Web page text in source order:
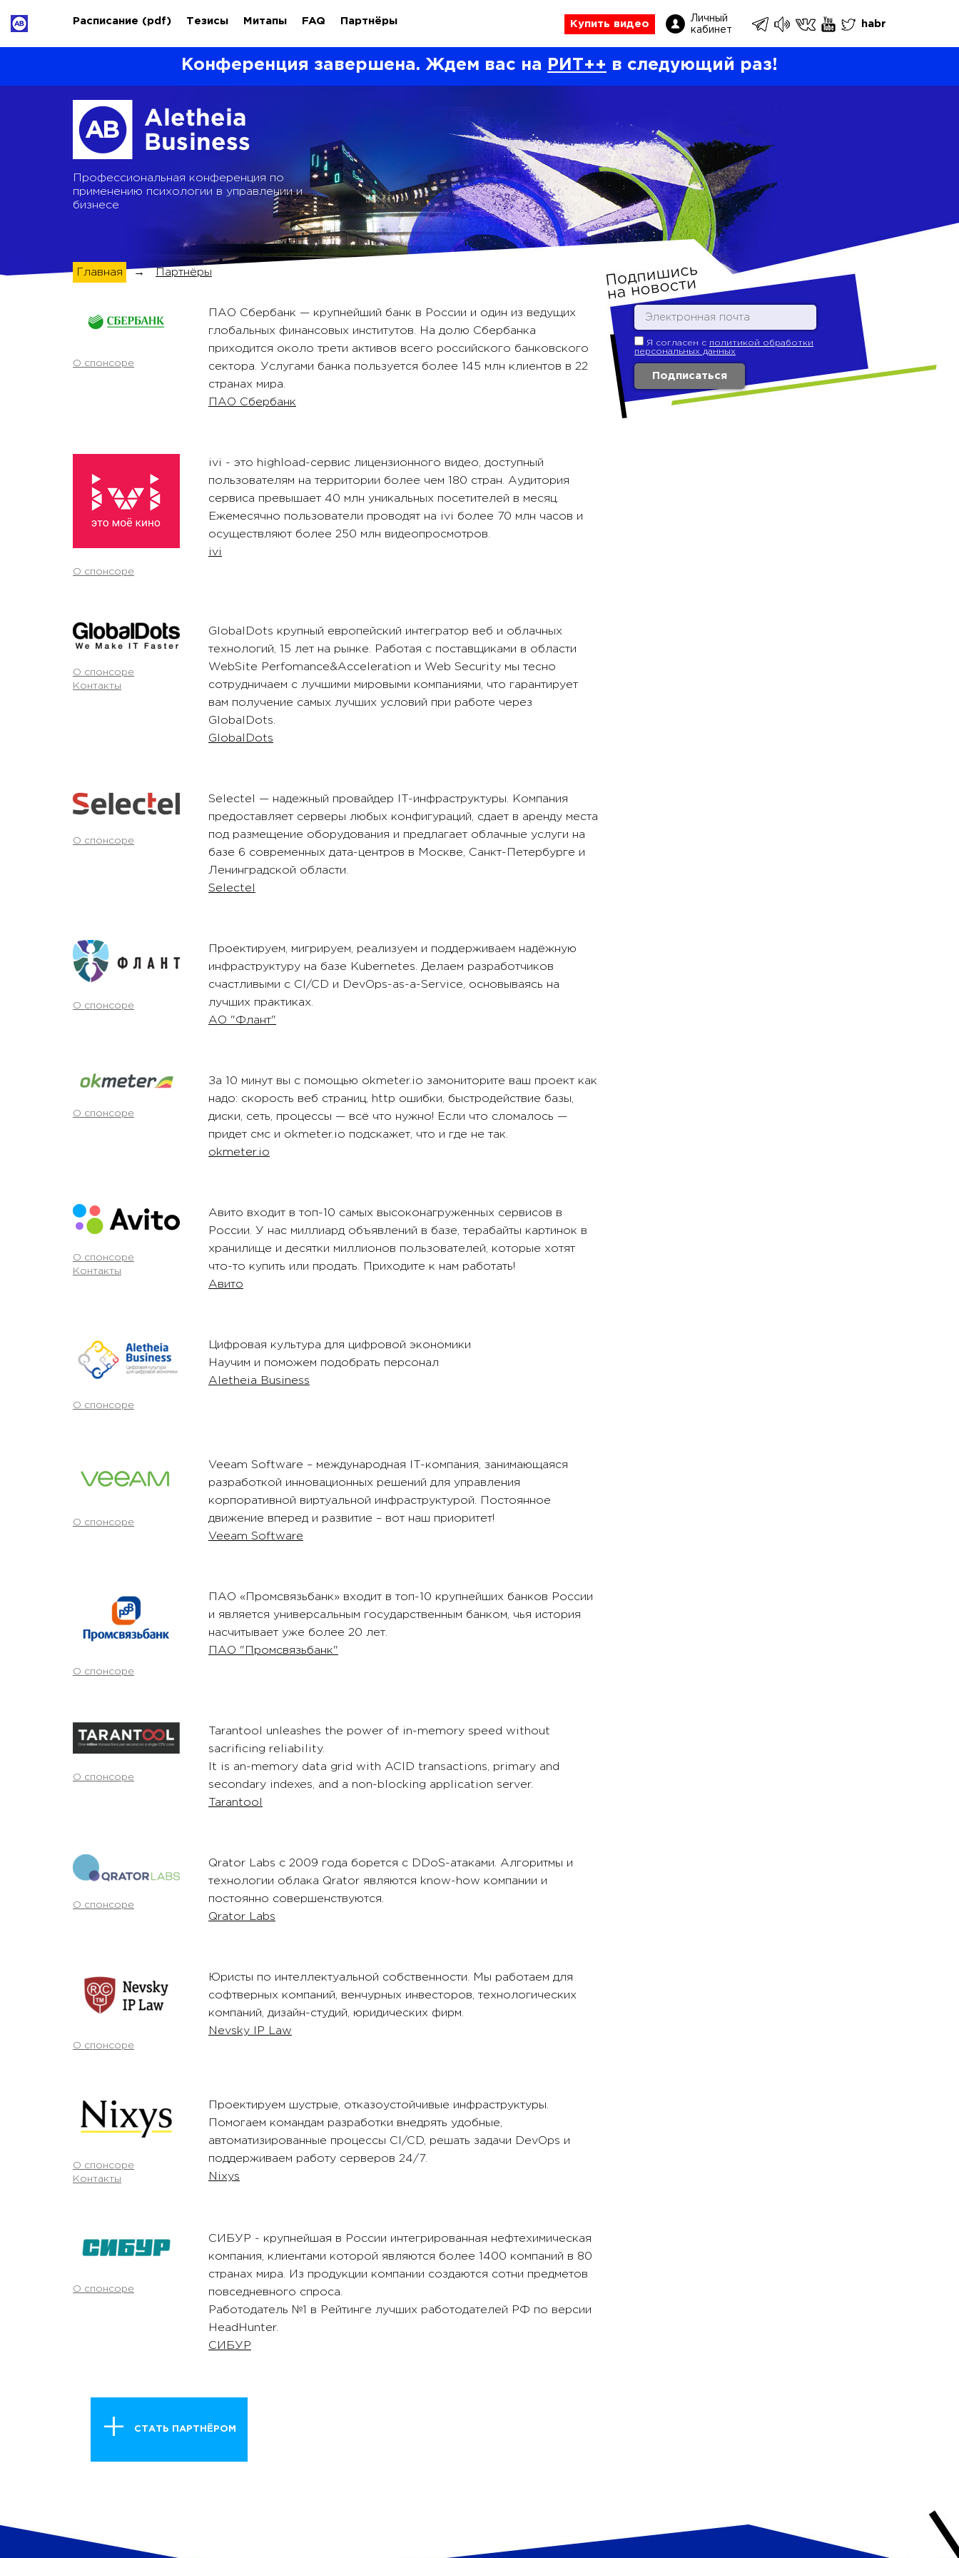
Купить видео
Личный
кабинет
habr
Расписание (pdf) Тезисы Митапы FAQ Партнёры
Конференция завершена. Ждем вас на РИТ++ в следующий раз!
Профессиональная конференция по
применению психологии в управлении и
бизнесе
Главная → Партнёры
О спонсоре
ПАО Сбербанк — крупнейший банк в России и один из ведущих
глобальных финансовых институтов. На долю Сбербанка
приходится около трети активов всего российского банковского
сектора. Услугами банка пользуется более 145 млн клиентов в 22
странах мира.
ПАО Сбербанк
О спонсоре
ivi - это highload-сервис лицензионного видео, доступный
пользователям на территории более чем 180 стран. Аудитория
сервиса превышает 40 млн уникальных посетителей в месяц.
Ежемесячно пользователи проводят на ivi более 70 млн часов и
осуществляют более 250 млн видеопросмотров.
ivi
О спонсоре
Контакты
GlobalDots крупный европейский интегратор веб и облачных
технологий, 15 лет на рынке. Работая c поставщиками в области
WebSite Perfomance&Acceleration и Web Security мы тесно
сотрудничаем с лучшими мировыми компаниями, что гарантирует
вам получение самых лучших условий при работе через
GlobalDots.
GlobalDots
О спонсоре
Selectel — надежный провайдер IT-инфраструктуры. Компания
предоставляет серверы любых конфигураций, сдает в аренду места
под размещение оборудования и предлагает облачные услуги на
базе 6 современных дата-центров в Москве, Санкт-Петербурге и
Ленинградской области.
Selectel
О спонсоре
Проектируем, мигрируем, реализуем и поддерживаем надёжную
инфраструктуру на базе Kubernetes. Делаем разработчиков
счастливыми с CI/CD и DevOps-as-a-Service, основываясь на
лучших практиках.
АО "Флант"
О спонсоре
За 10 минут вы с помощью okmeter.io замониторите ваш проект как
надо: скорость веб страниц, http ошибки, быстродействие базы,
диски, сеть, процессы — всё что нужно! Если что сломалось —
придет смс и okmeter.io подскажет, что и где не так.
okmeter.io
О спонсоре
Контакты
Авито входит в топ-10 самых высоконагруженных сервисов в
России. У нас миллиард объявлений в базе, терабайты картинок в
хранилище и десятки миллионов пользователей, которые хотят
что-то купить или продать. Приходите к нам работать!
Авито
О спонсоре
Цифровая культура для цифровой экономики
Научим и поможем подобрать персонал
Aletheia Business
О спонсоре
Veeam Software – международная IT-компания, занимающаяся
разработкой инновационных решений для управления
корпоративной виртуальной инфраструктурой. Постоянное
движение вперед и развитие – вот наш приоритет!
Veeam Software
О спонсоре
ПАО «Промсвязьбанк» входит в топ-10 крупнейших банков России
и является универсальным государственным банком, чья история
насчитывает уже более 20 лет.
ПАО "Промсвязьбанк"
О спонсоре
Tarantool unleashes the power of in-memory speed without
sacrificing reliability.
It is an-memory data grid with ACID transactions, primary and
secondary indexes, and a non-blocking application server.
Tarantool
О спонсоре
Qrator Labs c 2009 года борется с DDoS-атаками. Алгоритмы и
технологии облака Qrator являются know-how компании и
постоянно совершенствуются.
Qrator Labs
О спонсоре
Юристы по интеллектуальной собственности. Мы работаем для
софтверных компаний, венчурных инвесторов, технологических
компаний, дизайн-студий, юридических фирм.
Nevsky IP Law
О спонсоре
Контакты
Проектируем шустрые, отказоустойчивые инфраструктуры.
Помогаем командам разработки внедрять удобные,
автоматизированные процессы CI/CD, решать задачи DevOps и
поддерживаем работу серверов 24/7.
Nixys
О спонсоре
СИБУР - крупнейшая в России интегрированная нефтехимическая
компания, клиентами которой являются более 1400 компаний в 80
странах мира. Из продукции компании создаются сотни предметов
повседневного спроса.
Работодатель №1 в Рейтинге лучших работодателей РФ по версии
HeadHunter.
СИБУР
СТАТЬ ПАРТНЁРОМ
Я согласен с политикой обработки
персональных данных